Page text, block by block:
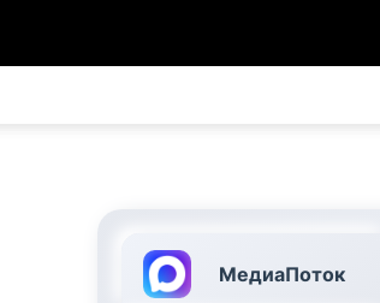
МедиаПоток